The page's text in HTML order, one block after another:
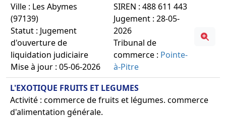
Ville : Les Abymes
(97139)
Statut : Jugement
d'ouverture de
liquidation judiciaire
Mise à jour : 05-06-2026
SIREN : 488 611 443
Jugement : 28-05-
2026
Tribunal de
commerce : Pointe-
à-Pitre
L'EXOTIQUE FRUITS ET LEGUMES
Activité : commerce de fruits et légumes. commerce
d'alimentation générale.